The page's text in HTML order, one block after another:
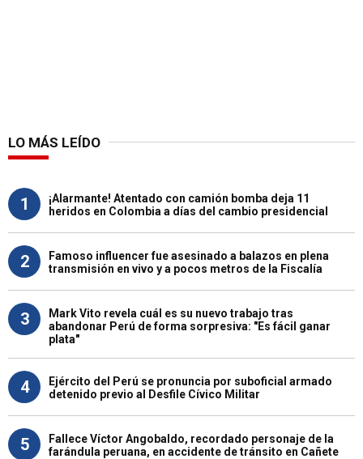
LO MÁS LEÍDO
1
¡Alarmante! Atentado con camión bomba deja 11
heridos en Colombia a días del cambio presidencial
2
Famoso influencer fue asesinado a balazos en plena
transmisión en vivo y a pocos metros de la Fiscalía
3
Mark Vito revela cuál es su nuevo trabajo tras
abandonar Perú de forma sorpresiva: "Es fácil ganar
plata"
4
Ejército del Perú se pronuncia por suboficial armado
detenido previo al Desfile Cívico Militar
5
Fallece Víctor Angobaldo, recordado personaje de la
farándula peruana, en accidente de tránsito en Cañete